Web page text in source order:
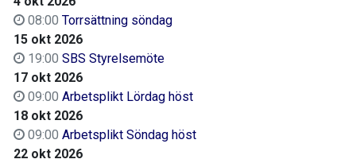
08:00 Torrsättning söndag
15 okt 2026
19:00 SBS Styrelsemöte
17 okt 2026
09:00 Arbetsplikt Lördag höst
18 okt 2026
09:00 Arbetsplikt Söndag höst
22 okt 2026